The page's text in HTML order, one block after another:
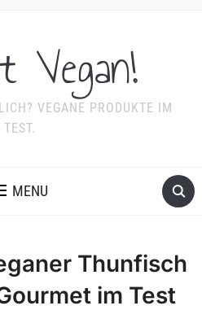
Vegan!
VEGANE PRODUKTE IM
TEST.
MENU
Thunfisch
im Test